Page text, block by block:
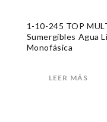
1-10-245 TOP
Sumergibles Agua
Monofásica
LEER MÁS